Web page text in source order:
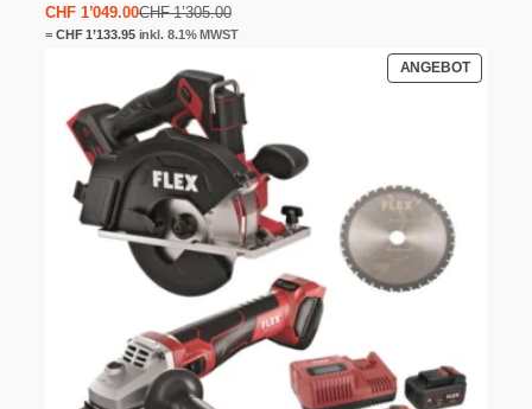
CHF1’305.00
Ursprünglicher
Preis
CHF1’049.00
Aktueller
Preis
= CHF1’133.95inkl. 8.1% MWST
ANGEBOT
IM